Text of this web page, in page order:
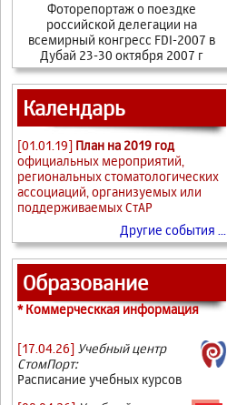
Фоторепортаж о поездке
российской делегации на
всемирный конгресс FDI-2007 в
Дубай 23-30 октября 2007 г
Календарь
[01.01.19] План на 2019 год
официальных мероприятий,
региональных стоматологических
ассоциаций, организуемых или
поддерживаемых СтАР
Другие события ...
Образование
* Коммерческкая информация
[17.04.26] Учебный центр
СтомПорт:
Расписание учебных курсов